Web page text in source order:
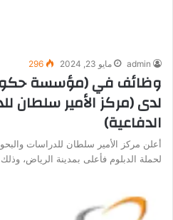
admin مايو 23, 2024 296
وظائف في (مؤسسة
لدى (مركز الأمير سلطان
الدفاعية)
أعلن مركز الأمير سلطان للدراسات
لحملة الدبلوم فأعلى بمدينة الرياض،